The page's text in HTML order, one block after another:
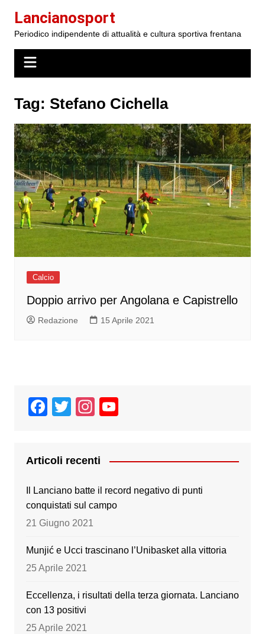
contenuto
Lancianosport
Periodico indipendente di attualità e cultura sportiva frentana
Tag: Stefano Cichella
Calcio
Doppio arrivo per Angolana e Capistrello
Redazione 15 Aprile 2021
F
e
b
o
o
T
er
In
gr
a
m
T
Articoli recenti
Il Lanciano batte il record negativo di punti
conquistati sul campo
21 Giugno 2021
Munjić e Ucci trascinano l’Unibasket alla vittoria
25 Aprile 2021
Eccellenza, i risultati della terza giornata. Lanciano
con 13 positivi
25 Aprile 2021